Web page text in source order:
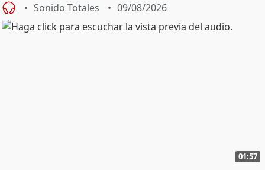
Sonido Totales 09/08/2026
01:57